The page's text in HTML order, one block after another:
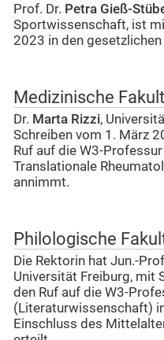
Prof. Dr. Petra Gieß-
Sportwissenschaft, ist
2023 in den
Medizinische
Dr. Marta Rizzi,
Schreiben vom 1. März
Ruf auf die W3-
Translationale
annimmt.
Philologische
Die Rektorin hat Jun.-
Universität Freiburg, mit
den Ruf auf die W3-
(Literaturwissenschaft)
Einschluss des